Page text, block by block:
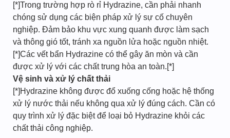
[*]Trong trường hợp rò rỉ Hydrazine, cần phải nhanh
chóng sử dụng các biện pháp xử lý sự cố chuyên
nghiệp. Đảm bảo khu vực xung quanh được làm sạch
và thông gió tốt, tránh xa nguồn lửa hoặc nguồn nhiệt.
[*]Các vết bẩn Hydrazine có thể gây ăn mòn và cần
được xử lý với các chất trung hòa an toàn.[*]
Vệ sinh và xử lý chất thải
[*]Hydrazine không được đổ xuống cống hoặc hệ thống
xử lý nước thải nếu không qua xử lý đúng cách. Cần có
quy trình xử lý đặc biệt để loại bỏ Hydrazine khỏi các
chất thải công nghiệp.